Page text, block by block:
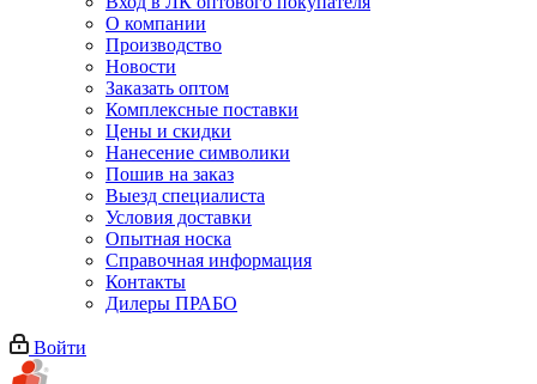
О компании
Производство
Новости
Заказать оптом
Комплексные поставки
Цены и скидки
Нанесение символики
Пошив на заказ
Выезд специалиста
Условия доставки
Опытная носка
Справочная информация
Контакты
Дилеры ПРАБО
Войти